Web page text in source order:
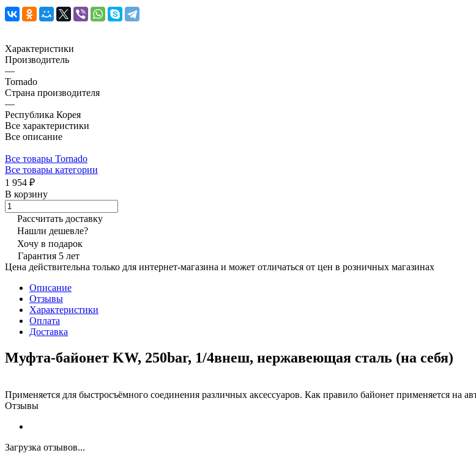
Характеристики
Производитель
—
Tornado
Страна производителя
—
Республика Корея
Все характеристики
Все описание
Все товары Tornado
Все товары категории
1 954 ₽
В корзину
Рассчитать доставку
Нашли дешевле?
Хочу в подарок
Гарантия 5 лет
Цена действительна только для интернет-магазина и может отличаться от цен в розничных магазинах
Описание
Отзывы
Характеристики
Оплата
Доставка
Муфта-байонет KW, 250bar, 1/4внеш, нержавеющая сталь (на себя)
Применяется для быстросъёмного соединения различных аксессуаров. Как правило байонет применяется на
Отзывы
Загрузка отзывов...